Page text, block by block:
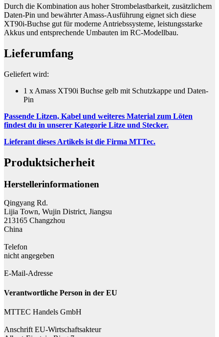
Durch die Kombination aus hoher Strombelastbarkeit, zusätzlichem
Daten-Pin und bewährter Amass-Ausführung eignet sich diese
XT90i-Buchse gut für moderne Antriebssysteme, leistungsstarke
Akkus und entsprechende Umbauten im RC-Modellbau.
Lieferumfang
Geliefert wird:
1 x Amass XT90i Buchse gelb mit Schutzkappe und Daten-
Pin
Passende Litzen, Kabel und weiteres Material zum Löten
findest du in unserer Kategorie Litze und Stecker.
Lieferant dieses Artikels ist die Firma MTTec.
Produktsicherheit
Herstellerinformationen
Qingyang Rd.
Lijia Town, Wujin District, Jiangsu
213165 Changzhou
China
Telefon
nicht angegeben
E-Mail-Adresse
Verantwortliche Person in der EU
MTTEC Handels GmbH
Anschrift EU-Wirtschaftsakteur